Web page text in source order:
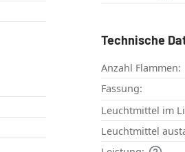
Technische
Anzahl Flammen:
Fassung:
Leuchtmittel im
Leuchtmittel